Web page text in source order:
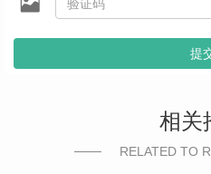
提
相关
RELATED TO